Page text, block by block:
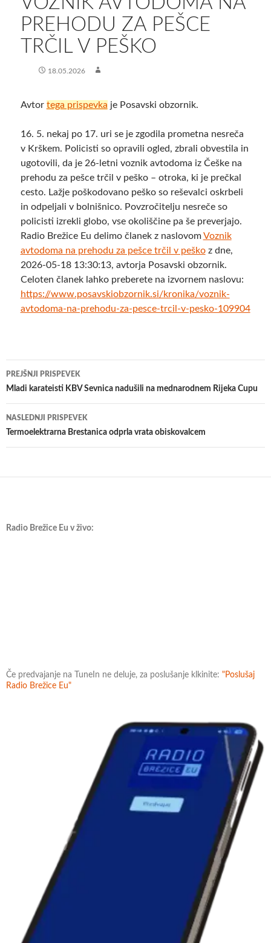
PREHODU ZA PEŠCE
TRČIL V PEŠKO
18.05.2026
Avtor tega prispevka je Posavski obzornik.
16. 5. nekaj po 17. uri se je zgodila prometna nesreča
v Krškem. Policisti so opravili ogled, zbrali obvestila in
ugotovili, da je 26-letni voznik avtodoma iz Češke na
prehodu za pešce trčil v peško – otroka, ki je prečkal
cesto. Lažje poškodovano peško so reševalci oskrbeli
in odpeljali v bolnišnico. Povzročitelju nesreče so
policisti izrekli globo, vse okoliščine pa še preverjajo.
Radio Brežice Eu delimo članek z naslovomVoznik
avtodoma na prehodu za pešce trčil v peškoz dne,
2026-05-18 13:30:13, avtorja Posavski obzornik.
Celoten članek lahko preberete na izvornem naslovu:
https://www.posavskiobzornik.si/kronika/voznik-
avtodoma-na-prehodu-za-pesce-trcil-v-pesko-109904
Krmarjenje
po
prispevkih
PREJŠNJI PRISPEVEK
Mladi karateisti KBV Sevnica nadušili na mednarodnem Rijeka Cupu
NASLEDNJI PRISPEVEK
​Termoelektrarna Brestanica odprla vrata obiskovalcem
Radio Brežice Eu v živo:
Če predvajanje na TuneIn ne deluje, za poslušanje klkinite: "Poslušaj
Radio Brežice Eu"